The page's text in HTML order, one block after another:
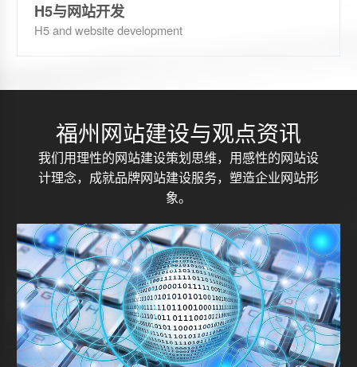
H5与网站开发
H5 and website development
福州网站建设与观点资讯
我们用理性的网站建设策划思维，用感性的网站设
计理念，成就品牌网站建设服务，塑造企业网站形
象。